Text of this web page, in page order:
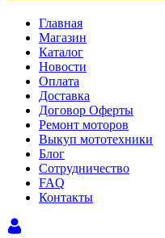
Главная
Магазин
Каталог
Новости
Оплата
Доставка
Договор Оферты
Ремонт моторов
Выкуп мототехники
Блог
Сотрудничество
FAQ
Контакты